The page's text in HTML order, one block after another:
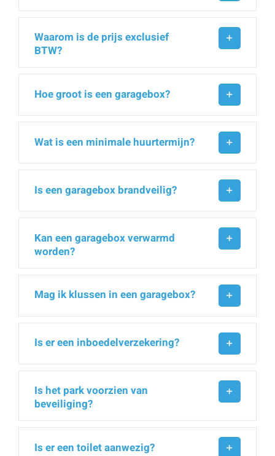
Waarom is de prijs exclusief
BTW?
Hoe groot is een garagebox?
Wat is een minimale huurtermijn?
Is een garagebox brandveilig?
Kan een garagebox verwarmd
worden?
Mag ik klussen in een garagebox?
Is er een inboedelverzekering?
Is het park voorzien van
beveiliging?
Is er een toilet aanwezig?